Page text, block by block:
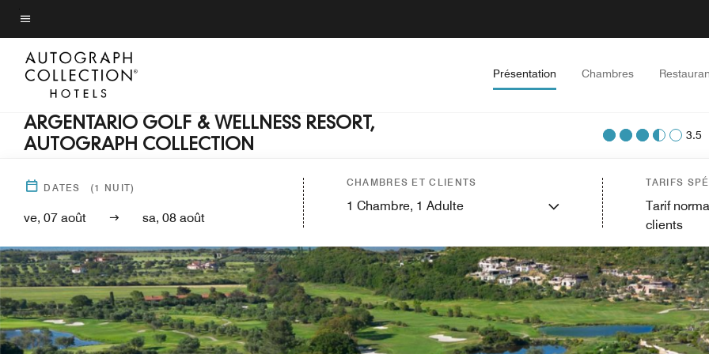
Skip
to
main
content
Texte du menu
Présentation Chambres
ARGENTARIO GOLF & WELLNESS RESORT,
AUTOGRAPH COLLECTION
3.5
DATES (1 NUIT)
ve, 07 août sa, 08 août
CHAMBRES ET CLIENTS
1 Chambre, 1 Adulte
TARIFS
Tarif
clients